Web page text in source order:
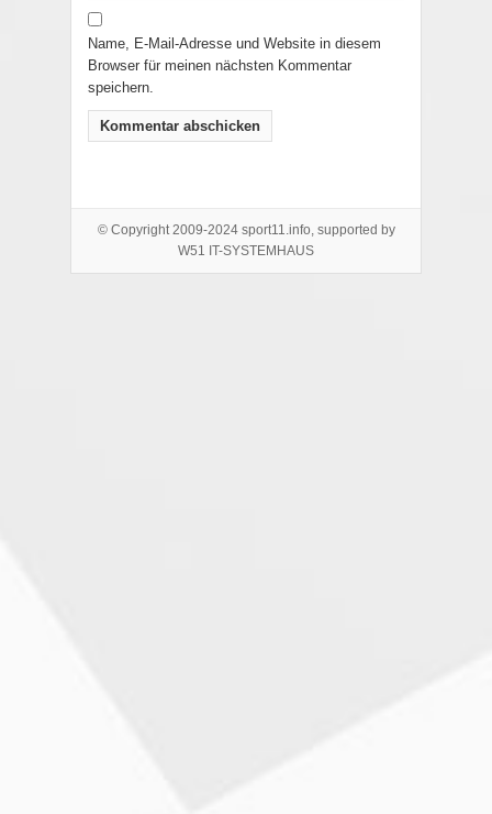
Name, E-Mail-Adresse und Website in diesem
Browser für meinen nächsten Kommentar
speichern.
© Copyright 2009-2024 sport11.info, supported by
W51 IT-SYSTEMHAUS